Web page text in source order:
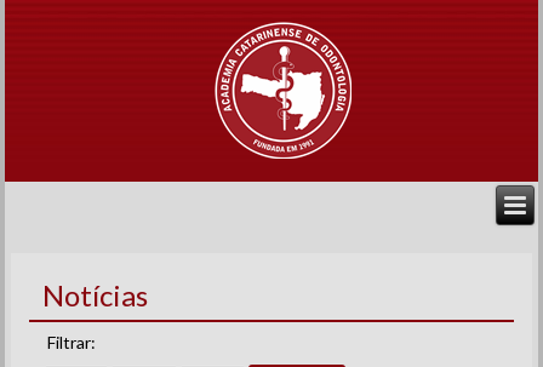
Notícias
Filtrar: